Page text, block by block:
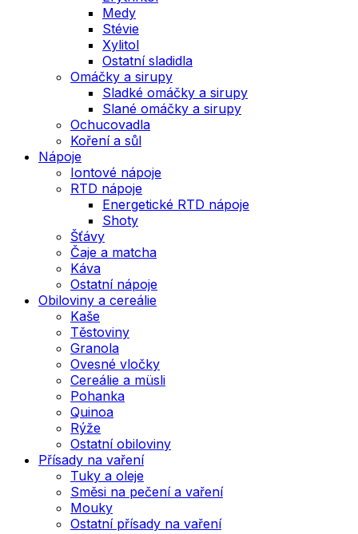
Medy
Stévie
Xylitol
Ostatní sladidla
Omáčky a sirupy
Sladké omáčky a sirupy
Slané omáčky a sirupy
Ochucovadla
Koření a sůl
Nápoje
Iontové nápoje
RTD nápoje
Energetické RTD nápoje
Shoty
Šťávy
Čaje a matcha
Káva
Ostatní nápoje
Obiloviny a cereálie
Kaše
Těstoviny
Granola
Ovesné vločky
Cereálie a müsli
Pohanka
Quinoa
Rýže
Ostatní obiloviny
Přísady na vaření
Tuky a oleje
Směsi na pečení a vaření
Mouky
Ostatní přísady na vaření